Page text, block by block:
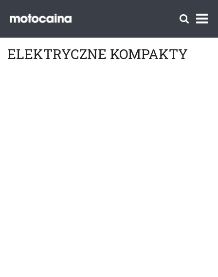
ELEKTRYCZNE KOMPAKTY